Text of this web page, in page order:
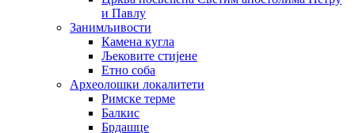
и Павлу
Занимљивости
Камена кугла
Љековите стијене
Етно соба
Археолошки локалитети
Римске терме
Балкис
Брдашце